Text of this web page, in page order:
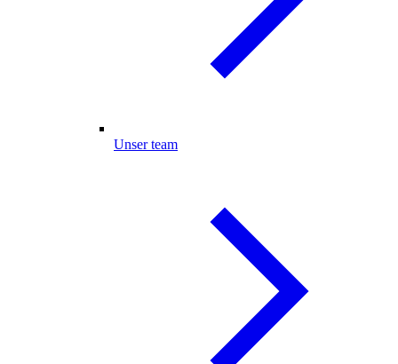
Unser team